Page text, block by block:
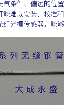
条件、偏远的位
能难以安装、校
光栅传感器，能